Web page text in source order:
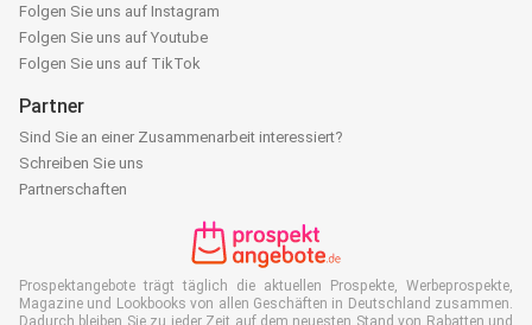
Folgen Sie uns auf Instagram
Folgen Sie uns auf Youtube
Folgen Sie uns auf TikTok
Partner
Sind Sie an einer Zusammenarbeit interessiert?
Schreiben Sie uns
Partnerschaften
Prospektangebote trägt täglich die aktuellen Prospekte, Werbeprospekte,
Magazine und Lookbooks von allen Geschäften in Deutschland zusammen.
Dadurch bleiben Sie zu jeder Zeit auf dem neuesten Stand von Rabatten und